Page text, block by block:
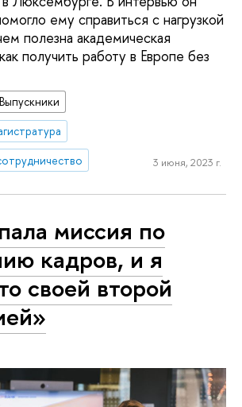
ему справиться с нагрузкой
полезна академическая
получить работу в Европе без
Выпускники
3 июня, 2023 г.
миссия по
кадров, и я
своей второй